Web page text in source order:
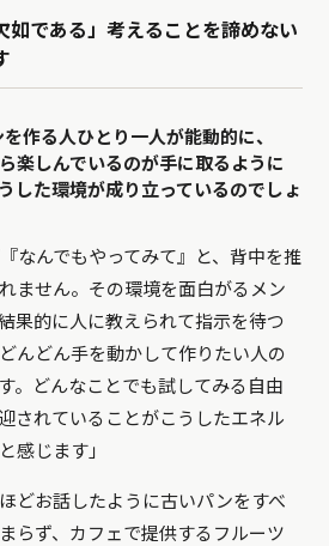
如である」考えることを諦めない
作る人ひとり一人が能動的に、
楽しんでいるのが手に取るように
した環境が成り立っているのでしょ
なんでもやってみて』と、背中を推
ません。その環境を面白がるメン
果的に人に教えられて指示を待つ
んどん手を動かして作りたい人の
。どんなことでも試してみる自由
されていることがこうしたエネル
感じます」
ほどお話したように古いパンをすべ
らず、カフェで提供するフルーツ